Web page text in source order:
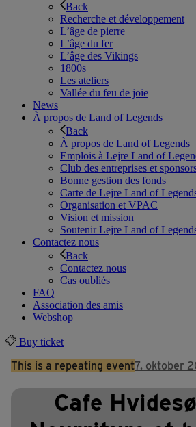
Back
Recherche et développement
L’âge de pierre
L’âge du fer
L’âge des Vikings
1800s
Les ateliers
Vallée du feu de joie
News
À propos de Land of Legends
Back
À propos de Land of Legends
Emplois à Lejre Land of
Club des entreprises et
Bonne gestion des fonds
Carte de Lejre Land of
Organisation et VPAC
Vision et mission
Soutenir Lejre Land of
Contactez nous
Back
Contactez nous
Cas oubliés
FAQ
Association des amis
Webshop
Buy ticket
This is a repeating event7. oktober
Cafe